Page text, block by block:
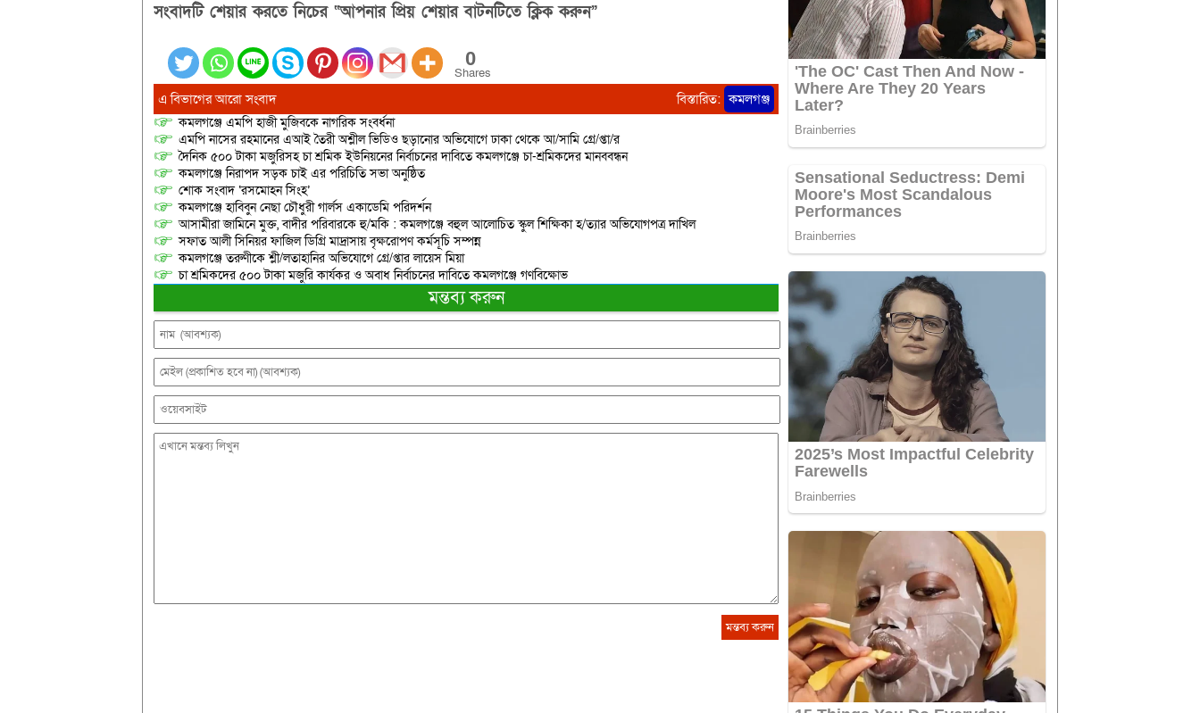
সংবাদটি শেয়ার করতে নিচের “আপনার প্রিয় শেয়ার বাটনটিতে ক্লিক করুন”
0
Shares
এ বিভাগের আরো সংবাদ বিস্তারিত: কমলগঞ্জ
কমলগঞ্জে এমপি হাজী মুজিবকে নাগরিক সংবর্ধনা
এমপি নাসের রহমানের এআই তৈরী অশ্লীল ভিডিও ছড়ানোর অভিযোগে ঢাকা থেকে আ/সামি গ্রে/প্তা/র
দৈনিক ৫০০ টাকা মজুরিসহ চা শ্রমিক ইউনিয়নের নির্বাচনের দাবিতে কমলগঞ্জে চা-শ্রমিকদের মানববন্ধন
কমলগঞ্জে নিরাপদ সড়ক চাই এর পরিচিতি সভা অনুষ্ঠিত
শোক সংবাদ ‘রসমোহন সিংহ’
কমলগঞ্জে হাবিবুন নেছা চৌধুরী গার্লস একাডেমি পরিদর্শন
আসামীরা জামিনে মুক্ত, বাদীর পরিবারকে হু/মকি : কমলগঞ্জে বহুল আলোচিত স্কুল শিক্ষিকা হ/ত্যার অভিযোগপত্র দাখিল
সফাত আলী সিনিয়র ফাজিল ডিগ্রি মাদ্রাসায় বৃক্ষরোপণ কর্মসূচি সম্পন্ন
কমলগঞ্জে তরুণীকে শ্লী/লতাহানির অভিযোগে গ্রে/প্তার লায়েস মিয়া
চা শ্রমিকদের ৫০০ টাকা মজুরি কার্যকর ও অবাধ নির্বাচনের দাবিতে কমলগঞ্জে গণবিক্ষোভ
মন্তব্য করুন